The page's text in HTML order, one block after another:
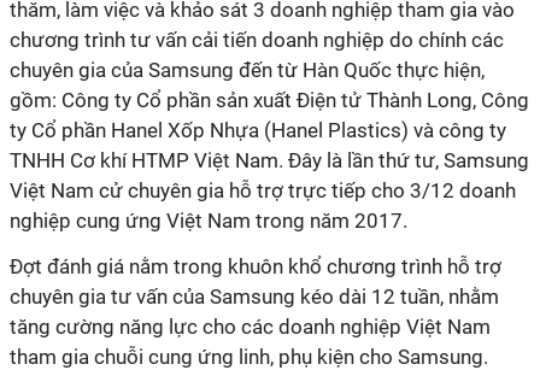
thăm, làm việc và khảo sát 3 doanh nghiệp tham gia vào
chương trình tư vấn cải tiến doanh nghiệp do chính các
chuyên gia của Samsung đến từ Hàn Quốc thực hiện,
gồm: Công ty Cổ phần sản xuất Điện tử Thành Long, Công
ty Cổ phần Hanel Xốp Nhựa (Hanel Plastics) và công ty
TNHH Cơ khí HTMP Việt Nam. Đây là lần thứ tư, Samsung
Việt Nam cử chuyên gia hỗ trợ trực tiếp cho 3/12 doanh
nghiệp cung ứng Việt Nam trong năm 2017.
Đợt đánh giá nằm trong khuôn khổ chương trình hỗ trợ
chuyên gia tư vấn của Samsung kéo dài 12 tuần, nhằm
tăng cường năng lực cho các doanh nghiệp Việt Nam
tham gia chuỗi cung ứng linh, phụ kiện cho Samsung.